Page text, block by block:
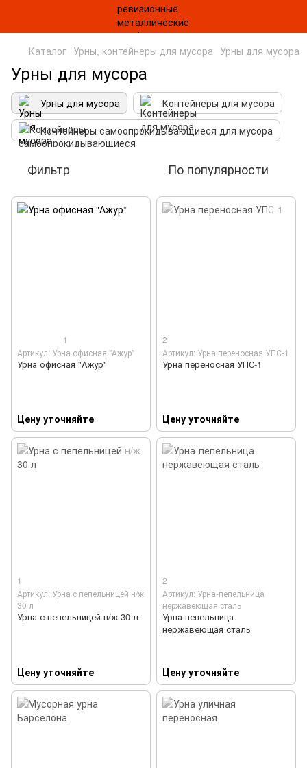
Каталог Урны, контейнеры для мусора Урны для мусора
Урны для мусора
Урны для мусора
Контейнеры для мусора
Контейнеры самоопрокидывающиеся для мусора
Фильтр По популярности
1
Артикул: Урна офисная "Ажур"
Урна офисная "Ажур"
Цену уточняйте
2
Артикул: Урна переносная УПС-1
Урна переносная УПС-1
Цену уточняйте
1
Артикул: Урна с пепельницей н/ж
30 л
Урна с пепельницей н/ж 30 л
Цену уточняйте
2
Артикул: Урна-пепельница
нержавеющая сталь
Урна-пепельница
нержавеющая сталь
Цену уточняйте